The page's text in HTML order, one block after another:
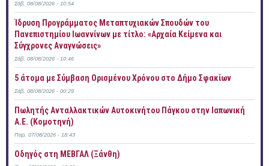
Σάβ, 08/08/2026 - 10:54
Ίδρυση Προγράμματος Μεταπτυχιακών Σπουδών του
Πανεπιστημίου Ιωαννίνων με τίτλο: «Αρχαία Κείμενα και
Σύγχρονες Αναγνώσεις»
Σάβ, 08/08/2026 - 10:46
5 άτομα με Σύμβαση Ορισμένου Χρόνου στο Δήμο Σφακίων
Σάβ, 08/08/2026 - 00:29
Πωλητής Ανταλλακτικών Αυτοκινήτου Πάγκου στην Ιαπωνική
Α.Ε. (Κομοτηνή)
Παρ, 07/08/2026 - 18:43
Οδηγός στη ΜΕΒΓΑΛ (Ξάνθη)